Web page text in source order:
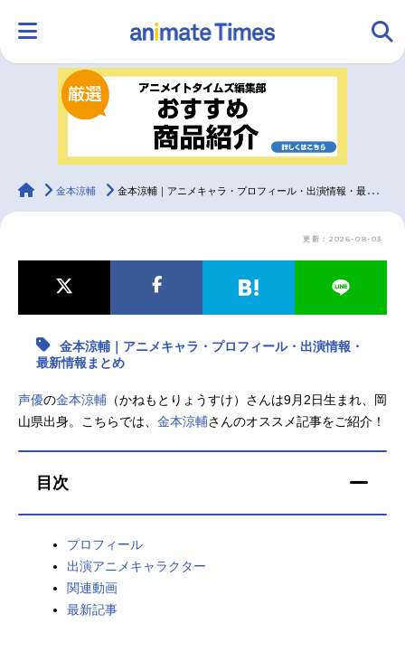
ランキング アニメ
ラジオ グッズ
最新記事一覧
アニメ記事一覧 声優記事一覧
今期アニメ曜日別一覧
春アニメ 夏アニメ
秋アニメ
男性声優/女性声優一覧
animateTimes
金本涼輔 金本涼輔｜アニメキャラ・プロフィール・出演情報・最新情報まとめ
更新：2026-08-03
金本涼輔｜アニメキャラ・プロフィール・出演情報・
最新情報まとめ
声優の金本涼輔 （かねもとりょうすけ）さんは9月2日生まれ、岡
山県出身。こちらでは、 金本涼輔さんのオススメ記事をご紹介！
目次
プロフィール
出演アニメキャラクター
関連動画
最新記事